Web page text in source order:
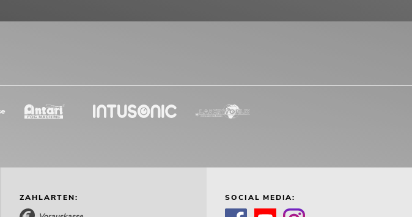
ZAHLARTEN: SOCIAL MEDIA: